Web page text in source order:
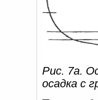
Рис. 7а.
осадка с